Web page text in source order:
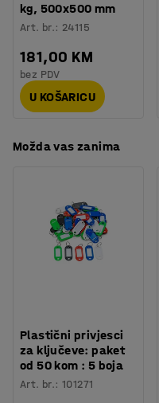
starenje guma.
Regal za gume je vrlo
montažu u pod. Svaki
učvršćivanje u zid.
kg, 500x500 mm
Art. br.: 24115
181,00 KM
bez PDV
U KOŠARICU
Možda vas zanima
Plastični privjesci
za ključeve: paket
od 50 kom : 5 boja
Art. br.:101271